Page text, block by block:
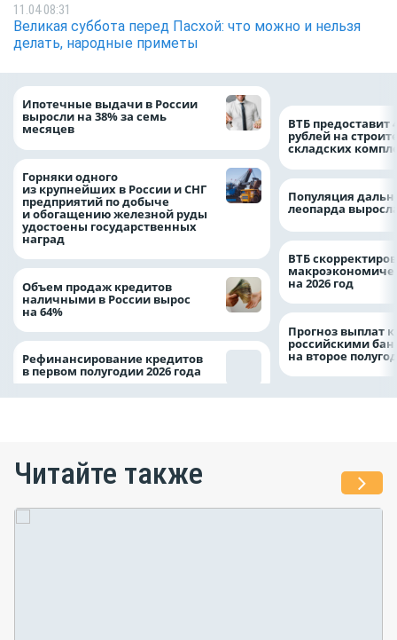
11.04 08:31
Великая суббота перед Пасхой: что можно и нельзя
делать, народные приметы
Ипотечные выдачи в России
выросли на 38% за семь
месяцев
Горняки одного
из крупнейших в России и СНГ
предприятий по добыче
и обогащению железной руды
удостоены государственных
наград
Объем продаж кредитов
наличными в России вырос
на 64%
Рефинансирование кредитов
в первом полугодии 2026 года
ВТБ предоставит
рублей на
складских
Популяция
леопарда
ВТБ
на 2026 год
Прогноз выплат
российскими
на второе
Читайте также